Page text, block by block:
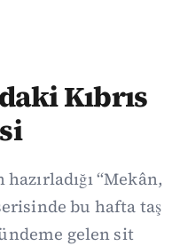
Kıbrıs
“Mekân,
bu hafta taş
gelen sit